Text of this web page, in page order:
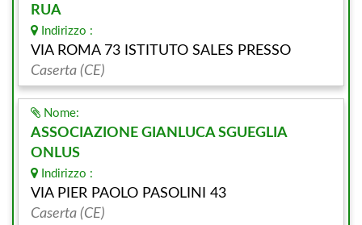
RUA
Indirizzo :
VIA ROMA 73 ISTITUTO SALES PRESSO
Caserta (CE)
Nome:
ASSOCIAZIONE GIANLUCA SGUEGLIA
ONLUS
Indirizzo :
VIA PIER PAOLO PASOLINI 43
Caserta (CE)